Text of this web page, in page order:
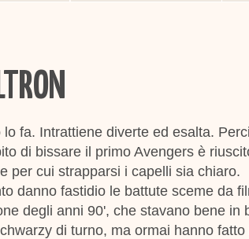
lo fa. Intrattiene diverte ed esalta.
di bissare il primo Avengers è
per cui strapparsi i capelli sia chiaro.
danno fastidio le battute sceme da
degli anni 90', che stavano bene in
di turno, ma ormai hanno fatto